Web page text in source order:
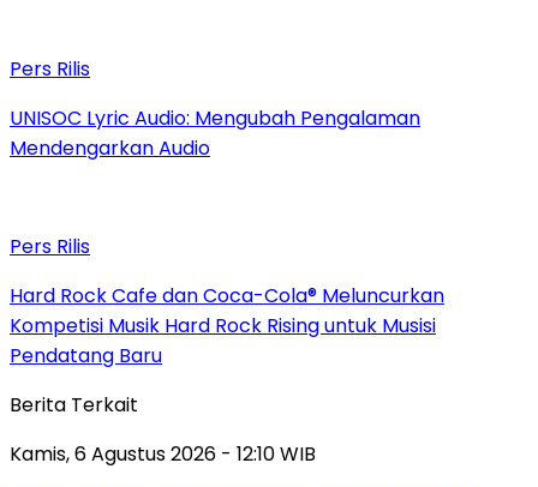
Pers Rilis
UNISOC Lyric Audio: Mengubah Pengalaman
Mendengarkan Audio
Pers Rilis
Hard Rock Cafe dan Coca-Cola® Meluncurkan
Kompetisi Musik Hard Rock Rising untuk Musisi
Pendatang Baru
Berita Terkait
Kamis, 6 Agustus 2026 - 12:10 WIB